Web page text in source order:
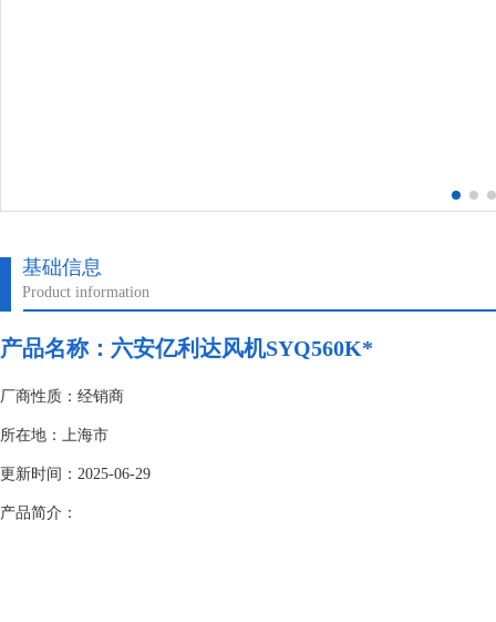
基础信息
Product information
产品名称：六安亿利达风机SYQ560K*
厂商性质：经销商
所在地：上海市
更新时间：2025-06-29
产品简介：